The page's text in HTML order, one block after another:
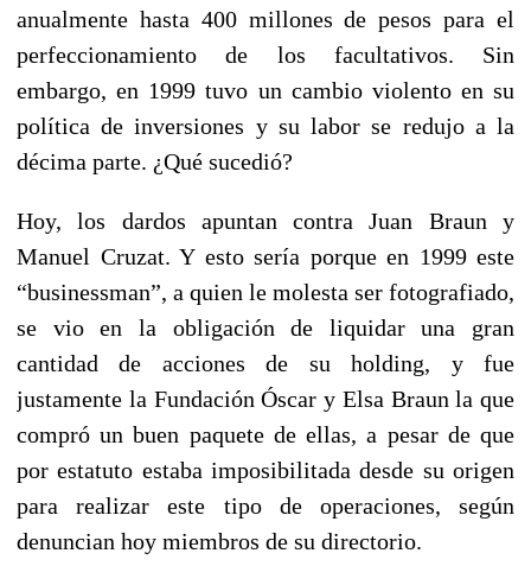
anualmente hasta 400 millones de pesos para el
perfeccionamiento de los facultativos. Sin
embargo, en 1999 tuvo un cambio violento en su
política de inversiones y su labor se redujo a la
décima parte. ¿Qué sucedió?
Hoy, los dardos apuntan contra Juan Braun y
Manuel Cruzat. Y esto sería porque en 1999 este
“businessman”, a quien le molesta ser fotografiado,
se vio en la obligación de liquidar una gran
cantidad de acciones de su holding, y fue
justamente la Fundación Óscar y Elsa Braun la que
compró un buen paquete de ellas, a pesar de que
por estatuto estaba imposibilitada desde su origen
para realizar este tipo de operaciones, según
denuncian hoy miembros de su directorio.